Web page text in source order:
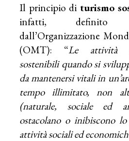
Il principio diturismo
infatti,
dall’Organizzazione
(OMT): “Le attività
sostenibili quando si
da mantenersi vitali in
tempo illimitato, non
(naturale, sociale ed
ostacolano o inibiscono
attività sociali ed